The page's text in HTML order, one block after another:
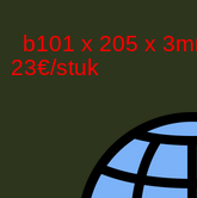
b101 x 205 x
23€/stuk